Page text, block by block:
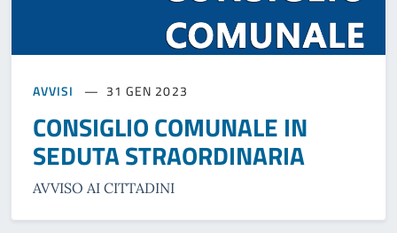
AVVISI 31 GEN 2023
CONSIGLIO COMUNALE IN
SEDUTA STRAORDINARIA
AVVISO AI CITTADINI